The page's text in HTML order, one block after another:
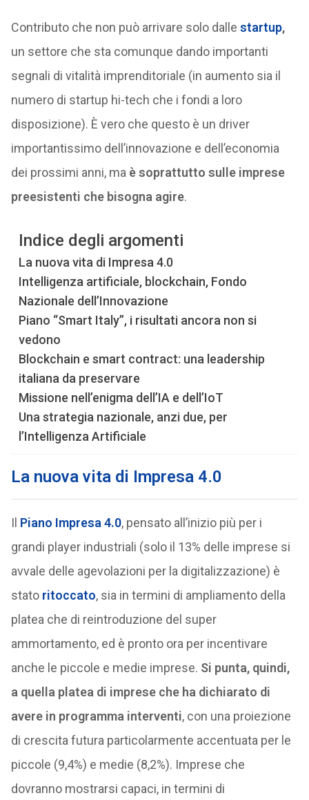
Contributo che non può arrivare solo dalle startup,
un settore che sta comunque dando importanti
segnali di vitalità imprenditoriale (in aumento sia il
numero di startup hi-tech che i fondi a loro
disposizione). È vero che questo è un driver
importantissimo dell’innovazione e dell’economia
dei prossimi anni, ma è soprattutto sulle imprese
preesistenti che bisogna agire.
Indice degli argomenti
La nuova vita di Impresa 4.0
Intelligenza artificiale, blockchain, Fondo
Nazionale dell’Innovazione
Piano “Smart Italy”, i risultati ancora non si
vedono
Blockchain e smart contract: una leadership
italiana da preservare
Missione nell’enigma dell’IA e dell’IoT
Una strategia nazionale, anzi due, per
l’Intelligenza Artificiale
La nuova vita di Impresa 4.0
Il Piano Impresa 4.0, pensato all’inizio più per i
grandi player industriali (solo il 13% delle imprese si
avvale delle agevolazioni per la digitalizzazione) è
stato ritoccato, sia in termini di ampliamento della
platea che di reintroduzione del super
ammortamento, ed è pronto ora per incentivare
anche le piccole e medie imprese. Si punta, quindi,
a quella platea di imprese che ha dichiarato di
avere in programma interventi, con una proiezione
di crescita futura particolarmente accentuata per le
piccole (9,4%) e medie (8,2%). Imprese che
dovranno mostrarsi capaci, in termini di